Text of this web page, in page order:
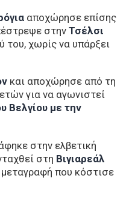
αποχώρησε επίσης
στηνΤσέλσι
του, χωρίς να υπάρξει
και αποχώρησε από τη
για να αγωνιστεί
Βελγίου με την
στην ελβετική
στη Βιγιαρεάλ
μεταγραφή που κόστισε